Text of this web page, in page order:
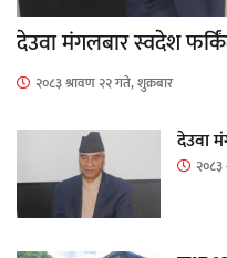
देउवा मंगलबार स्वदेश
२०८३ श्रावण २२ गते, शुक्रबार
देउवा
२०८३